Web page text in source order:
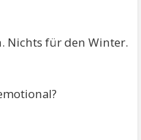
Nichts für den Winter.